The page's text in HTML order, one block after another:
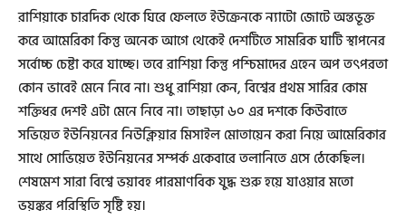
রাশিয়াকে চারদিক থেকে ঘিরে ফেলতে ইউক্রেনকে ন্যাটো জোটে অন্তভূক্ত
করে আমেরিকা কিন্তু অনেক আগে থেকেই দেশটিতে সামরিক ঘাটি স্থাপনের
সর্বোচ্চ চেষ্টা করে যাচ্ছে। তবে রাশিয়া কিন্তু পশ্চিমাদের এহেন অপ তৎপরতা
কোন ভাবেই মেনে নিবে না। শুধু রাশিয়া কেন, বিশ্বের প্রথম সারির কোম
শক্তিধর দেশই এটা মেনে নিবে না। তাছাড়া ৬০ এর দশকে কিউবাতে
সভিয়েত ইউনিয়নের নিউক্লিয়ার মিসাইল মোতায়েন করা নিয়ে আমেরিকার
সাথে সোভিয়েত ইউনিয়নের সম্পর্ক একেবারে তলানিতে এসে ঠেকেছিল।
শেষমেশ সারা বিশ্বে ভয়াবহ পারমাণবিক যুদ্ধ শুরু হয়ে যাওয়ার মতো
ভয়ঙ্কর পরিস্থিতি সৃষ্টি হয়।